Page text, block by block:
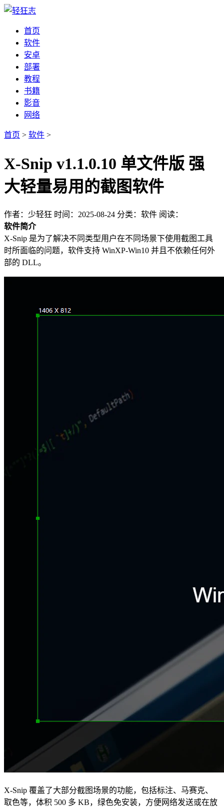
首页
软件
安卓
部署
教程
书籍
影音
网络
首页 > 软件 >
X-Snip v1.1.0.10 单文件版 强
大轻量易用的截图软件
作者：少轻狂 时间：2025-08-24 分类：软件 阅读：
软件简介
X-Snip 是为了解决不同类型用户在不同场景下使用截图工具
时所面临的问题，软件支持 WinXP-Win10 并且不依赖任何外
部的 DLL。
X-Snip 覆盖了大部分截图场景的功能，包括标注、马赛克、
取色等，体积 500 多 KB，绿色免安装，方便网络发送或在放